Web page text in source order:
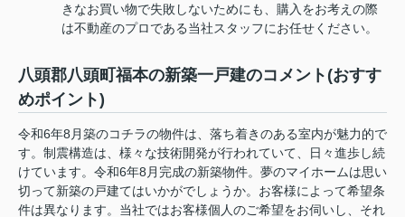
きなお買い物で失敗しないためにも、購入をお考えの際
は不動産のプロである当社スタッフにお任せください。
八頭郡八頭町福本の新築一戸建のコメント(おすす
めポイント)
令和6年8月築のコチラの物件は、落ち着きのある室内が魅力的で
す。制震構造は、様々な技術開発が行われていて、日々進歩し続
けています。令和6年8月完成の新築物件。夢のマイホームは思い
切って新築の戸建てはいかがでしょうか。お客様によって希望条
件は異なります。当社ではお客様個人のご希望をお伺いし、それ